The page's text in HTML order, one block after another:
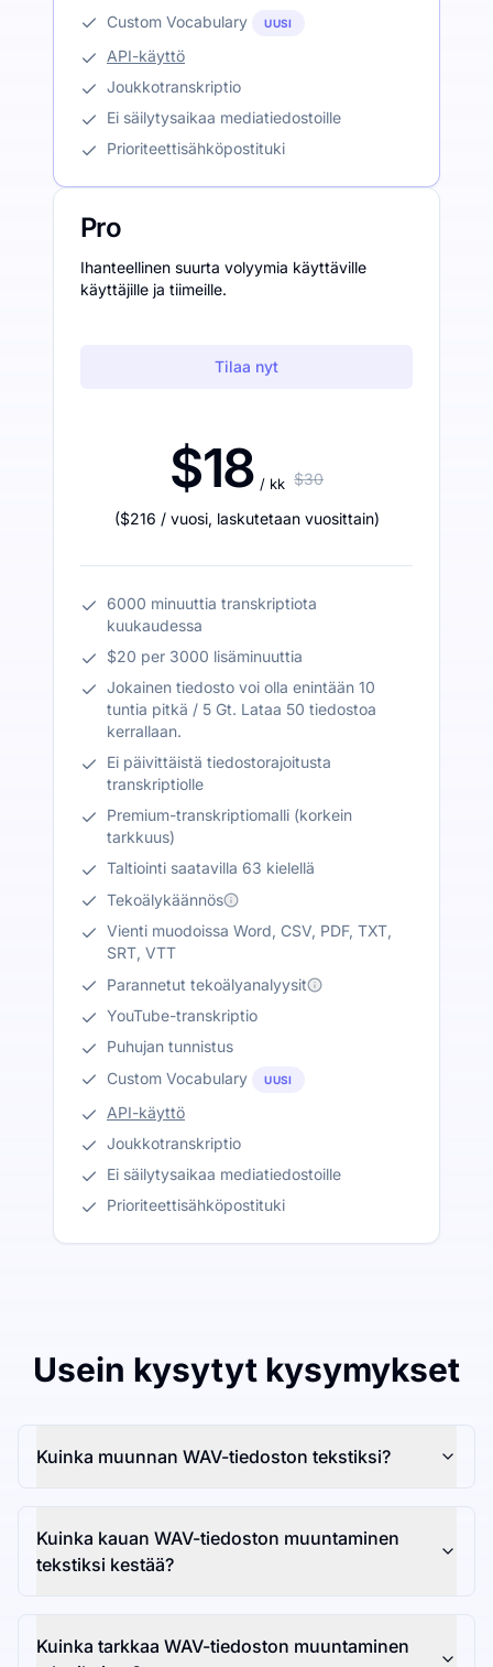
Custom Vocabulary
UUSI
API-käyttö
Joukkotranskriptio
Ei säilytysaikaa mediatiedostoille
Prioriteettisähköpostituki
Pro
Ihanteellinen suurta volyymia käyttäville
käyttäjille ja tiimeille.
Tilaa nyt
$18 / kk $30
($216 / vuosi, laskutetaan vuosittain)
6000 minuuttia transkriptiota
kuukaudessa
$20 per 3000 lisäminuuttia
Jokainen tiedosto voi olla enintään 10
tuntia pitkä / 5 Gt. Lataa 50 tiedostoa
kerrallaan.
Ei päivittäistä tiedostorajoitusta
transkriptiolle
Premium-transkriptiomalli (korkein
tarkkuus)
Taltiointi saatavilla 63 kielellä
Tekoälykäännös
Vienti muodoissa Word, CSV, PDF, TXT,
SRT, VTT
Parannetut tekoälyanalyysit
YouTube-transkriptio
Puhujan tunnistus
Custom Vocabulary
UUSI
API-käyttö
Joukkotranskriptio
Ei säilytysaikaa mediatiedostoille
Prioriteettisähköpostituki
Usein kysytyt kysymykset
Kuinka muunnan WAV-tiedoston tekstiksi?
Kuinka kauan WAV-tiedoston muuntaminen
tekstiksi kestää?
Kuinka tarkkaa WAV-tiedoston muuntaminen